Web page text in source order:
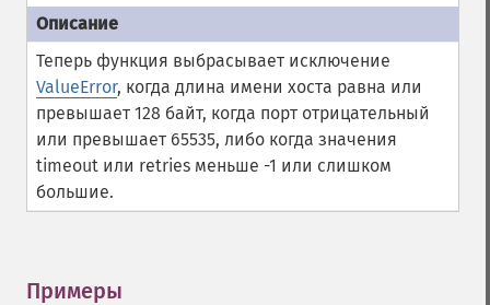
Теперь функция выбрасывает исключение
ValueError, когда длина имени хоста равна или
превышает 128 байт, когда порт отрицательный
или превышает 65535, либо когда значения
timeout или retries меньше -1 или слишком
большие.
Примеры